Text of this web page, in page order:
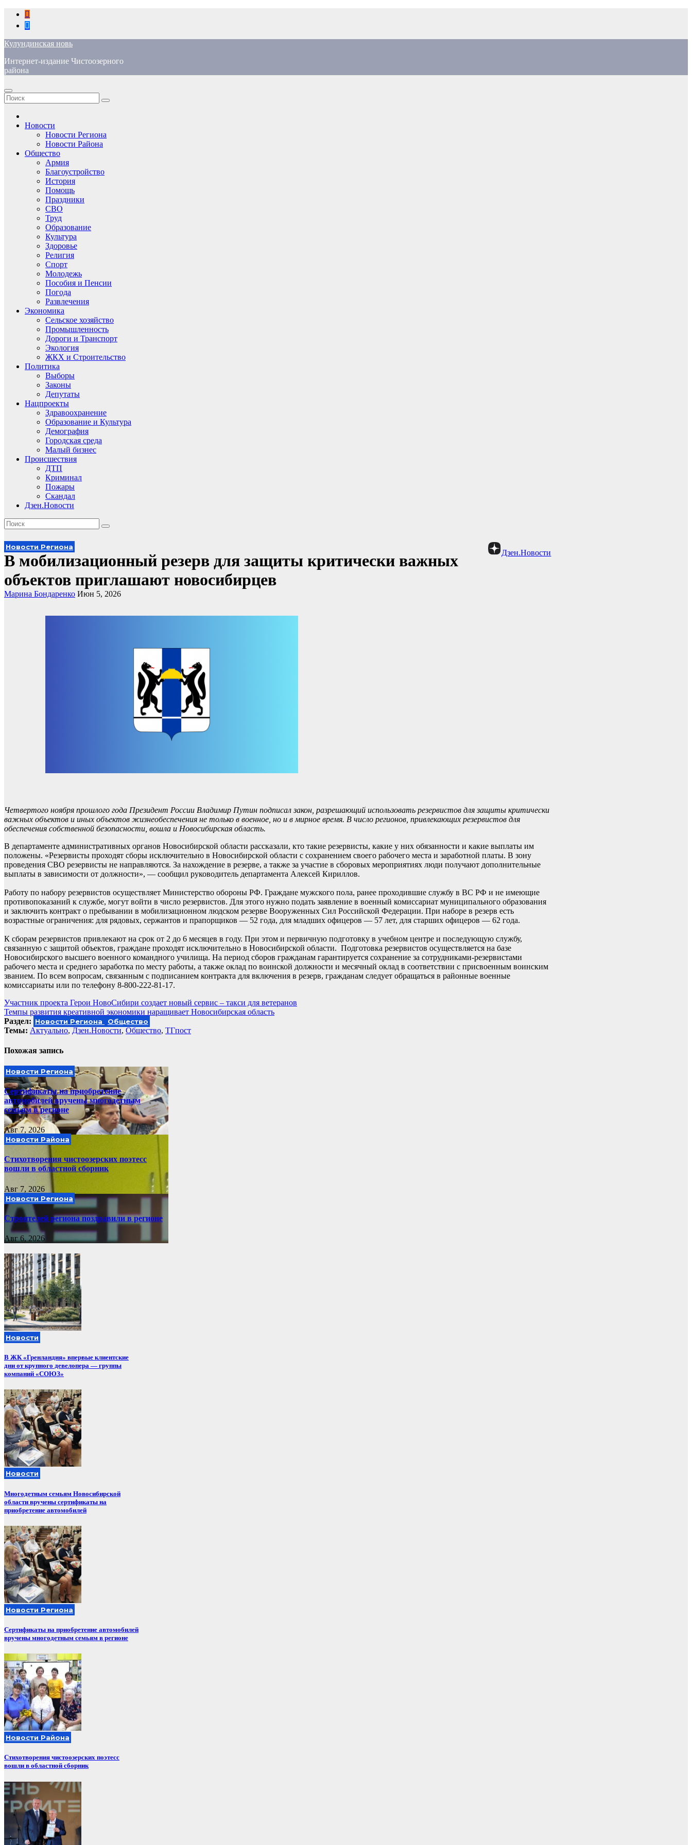
Перейти
содержимому
Кулундинская новь
Интернет-издание Чистоозерного
района
Новости
Новости Региона
Новости Района
Общество
Армия
Благоустройство
История
Помощь
Праздники
СВО
Труд
Образование
Культура
Здоровье
Религия
Спорт
Молодежь
Пособия и Пенсии
Погода
Развлечения
Экономика
Сельское хозяйство
Промышленность
Дороги и Транспорт
Экология
ЖКХ и Строительство
Политика
Выборы
Законы
Депутаты
Нацпроекты
Здравоохранение
Образование и Культура
Демография
Городская среда
Малый бизнес
Происшествия
ДТП
Криминал
Пожары
Скандал
Дзен.Новости
Дзен.Новости
Новости Региона
В мобилизационный резерв для защиты критически важных
объектов приглашают новосибирцев
Марина Бондаренко Июн 5, 2026
Четвертого ноября прошлого года Президент России Владимир Путин подписал закон, разрешающий использовать резервистов для защиты критически
важных объектов и иных объектов жизнеобеспечения не только в военное, но и в мирное время. В число регионов, привлекающих резервистов для
обеспечения собственной безопасности, вошла и Новосибирская область.
В департаменте административных органов Новосибирской области рассказали, кто такие резервисты, какие у них обязанности и какие выплаты им
положены. «Резервисты проходят сборы исключительно в Новосибирской области с сохранением своего рабочего места и заработной платы. В зону
проведения СВО резервисты не направляются. За нахождение в резерве, а также за участие в сборовых мероприятиях люди получают дополнительные
выплаты в зависимости от должности», — сообщил руководитель департамента Алексей Кириллов.
Работу по набору резервистов осуществляет Министерство обороны РФ. Граждане мужского пола, ранее проходившие службу в ВС РФ и не имеющие
противопоказаний к службе, могут войти в число резервистов. Для этого нужно подать заявление в военный комиссариат муниципального образования
и заключить контракт о пребывании в мобилизационном людском резерве Вооруженных Сил Российской Федерации. При наборе в резерв есть
возрастные ограничения: для рядовых, сержантов и прапорщиков — 52 года, для младших офицеров — 57 лет, для старших офицеров — 62 года.
К сборам резервистов привлекают на срок от 2 до 6 месяцев в году. При этом и первичную подготовку в учебном центре и последующую службу,
связанную с защитой объектов, граждане проходят исключительно в Новосибирской области. Подготовка резервистов осуществляется на базе
Новосибирского высшего военного командного училища. На период сборов гражданам гарантируется сохранение за сотрудниками-резервистами
рабочего места и среднего заработка по месту работы, а также оклад по воинской должности и месячный оклад в соответствии с присвоенным воинским
званием. По всем вопросам, связанным с подписанием контракта для включения в резерв, гражданам следует обращаться в районные военные
комиссариаты или по телефону 8-800-222-81-17.
Навигация
по
записям
Участник проекта Герои НовоСибири создает новый сервис – такси для ветеранов
Темпы развития креативной экономики наращивает Новосибирская область
Раздел: Новости Региона Общество
Темы: Актуально, Дзен.Новости, Общество, ТГпост
Похожая запись
Новости Региона
Сертификаты на приобретение
автомобилей вручены многодетным
семьям в регионе
Авг 7, 2026
Новости Района
Стихотворения чистоозерских поэтесс
вошли в областной сборник
Авг 7, 2026
Новости Региона
Строителей региона поздравили в регионе
Авг 6, 2026
Новости
В ЖК «Гренландия» впервые клиентские
дни от крупного девелопера — группы
компаний «СОЮЗ»
Новости
Многодетным семьям Новосибирской
области вручены сертификаты на
приобретение автомобилей
Новости Региона
Сертификаты на приобретение автомобилей
вручены многодетным семьям в регионе
Новости Района
Стихотворения чистоозерских поэтесс
вошли в областной сборник